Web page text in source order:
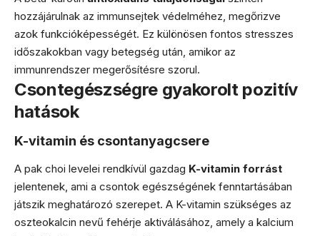
hozzájárulnak az immunsejtek védelméhez, megőrizve
azok funkcióképességét. Ez különösen fontos stresszes
időszakokban vagy betegség után, amikor az
immunrendszer megerősítésre szorul.
Csontegészségre gyakorolt pozitív
hatások
K-vitamin és csontanyagcsere
A pak choi levelei rendkívül gazdag K-vitamin forrást
jelentenek, ami a csontok egészségének fenntartásában
játszik meghatározó szerepet. A K-vitamin szükséges az
oszteokalcin nevű fehérje aktiválásához, amely a kalcium